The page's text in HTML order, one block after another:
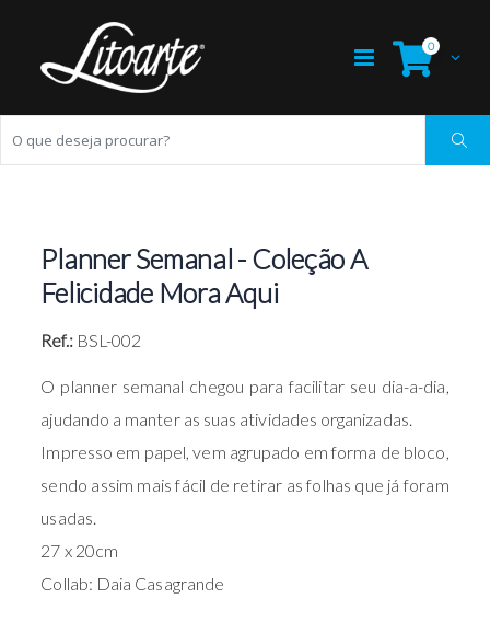
0
Planner Semanal - Coleção A
Felicidade Mora Aqui
Ref.: BSL-002
O planner semanal chegou para facilitar seu dia-a-dia,
ajudando a manter as suas atividades organizadas.
Impresso em papel, vem agrupado em forma de bloco,
sendo assim mais fácil de retirar as folhas que já foram
usadas.
27 x 20cm
Collab: Daia Casagrande